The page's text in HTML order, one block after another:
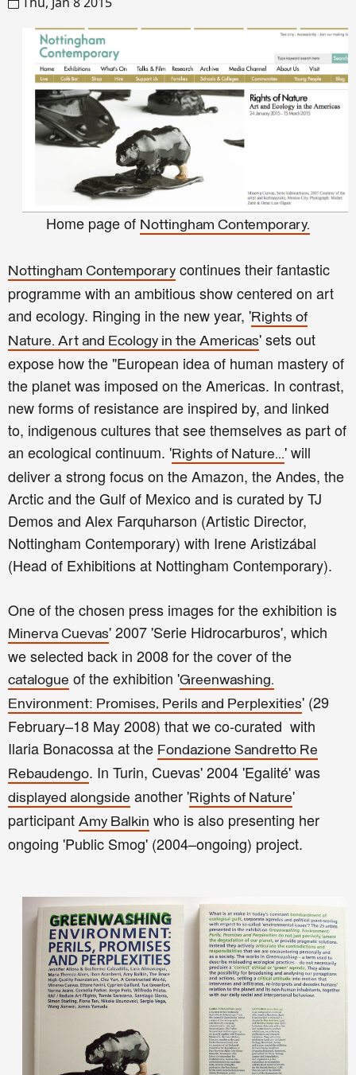
Home page of Nottingham Contemporary.
Nottingham Contemporary continues their fantastic
programme with an ambitious show centered on art
and ecology. Ringing in the new year, 'Rights of
Nature. Art and Ecology in the Americas' sets out
expose how the "European idea of human mastery of
the planet was imposed on the Americas. In contrast,
new forms of resistance are inspired by, and linked
to, indigenous cultures that see themselves as part of
an ecological continuum. 'Rights of Nature...' will
deliver a strong focus on the Amazon, the Andes, the
Arctic and the Gulf of Mexico and is curated by TJ
Demos and Alex Farquharson (Artistic Director,
Nottingham Contemporary) with Irene Aristizábal
(Head of Exhibitions at Nottingham Contemporary).
One of the chosen press images for the exhibition is
Minerva Cuevas' 2007 'Serie Hidrocarburos', which
we selected back in 2008 for the cover of the
catalogue of the exhibition 'Greenwashing.
Environment: Promises, Perils and Perplexities' (29
February–18 May 2008) that we co-curated with
Ilaria Bonacossa at the Fondazione Sandretto Re
Rebaudengo. In Turin, Cuevas' 2004 'Egalité' was
displayed alongside another 'Rights of Nature'
participant Amy Balkin who is also presenting her
ongoing 'Public Smog' (2004–ongoing) project.